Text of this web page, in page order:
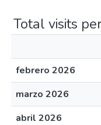
Total visits
febrero 2026
marzo 2026
abril 2026